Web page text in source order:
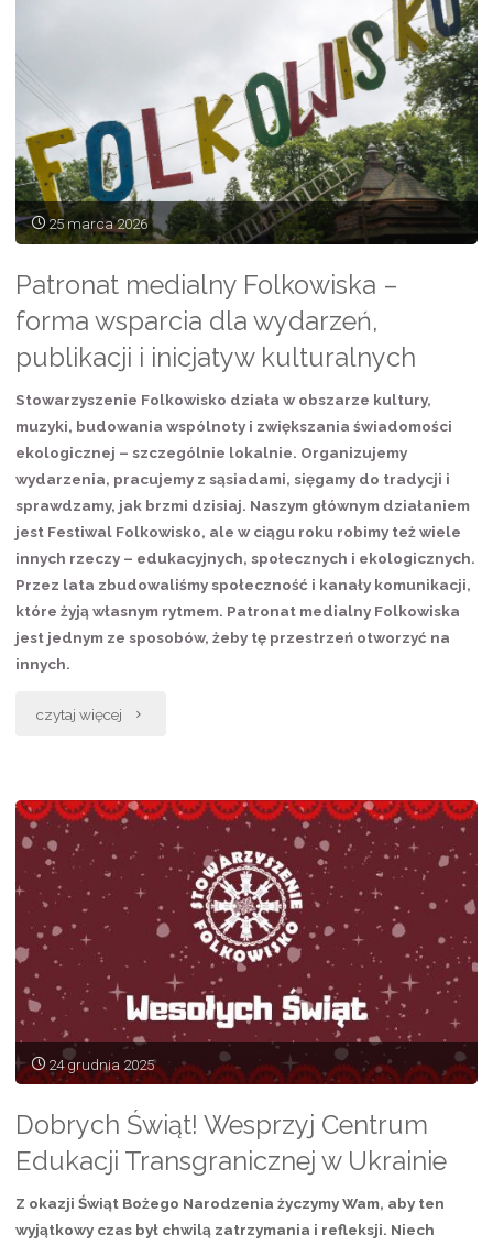
–
magiczna
premiera
albumu”
25 marca 2026
Patronat medialny Folkowiska –
forma wsparcia dla wydarzeń,
publikacji i inicjatyw kulturalnych
Stowarzyszenie Folkowisko działa w obszarze kultury,
muzyki, budowania wspólnoty i zwiększania świadomości
ekologicznej – szczególnie lokalnie. Organizujemy
wydarzenia, pracujemy z sąsiadami, sięgamy do tradycji i
sprawdzamy, jak brzmi dzisiaj. Naszym głównym działaniem
jest Festiwal Folkowisko, ale w ciągu roku robimy też wiele
innych rzeczy – edukacyjnych, społecznych i ekologicznych.
Przez lata zbudowaliśmy społeczność i kanały komunikacji,
które żyją własnym rytmem. Patronat medialny Folkowiska
jest jednym ze sposobów, żeby tę przestrzeń otworzyć na
innych.
czytaj więcej „Patronat
Folkowiska
forma
wsparcia
wydarzeń,
publikacji
inicjatyw
kulturalnych”
24 grudnia 2025
Dobrych Świąt! Wesprzyj Centrum
Edukacji Transgranicznej w Ukrainie
Z okazji Świąt Bożego Narodzenia życzymy Wam, aby ten
wyjątkowy czas był chwilą zatrzymania i refleksji. Niech